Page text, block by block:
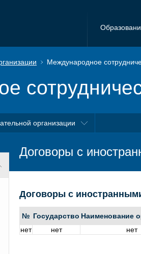
Международное
организации
Договоры с
Договоры с
№ Государство Наименование
нет
нет нет